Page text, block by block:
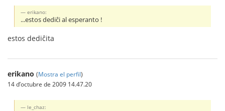
erikano:
...estos dediĉi al esperanto !
estos dediĉita
erikano (Mostra el perfil)
14 d’octubre de 2009 14.47.20
le_chaz: